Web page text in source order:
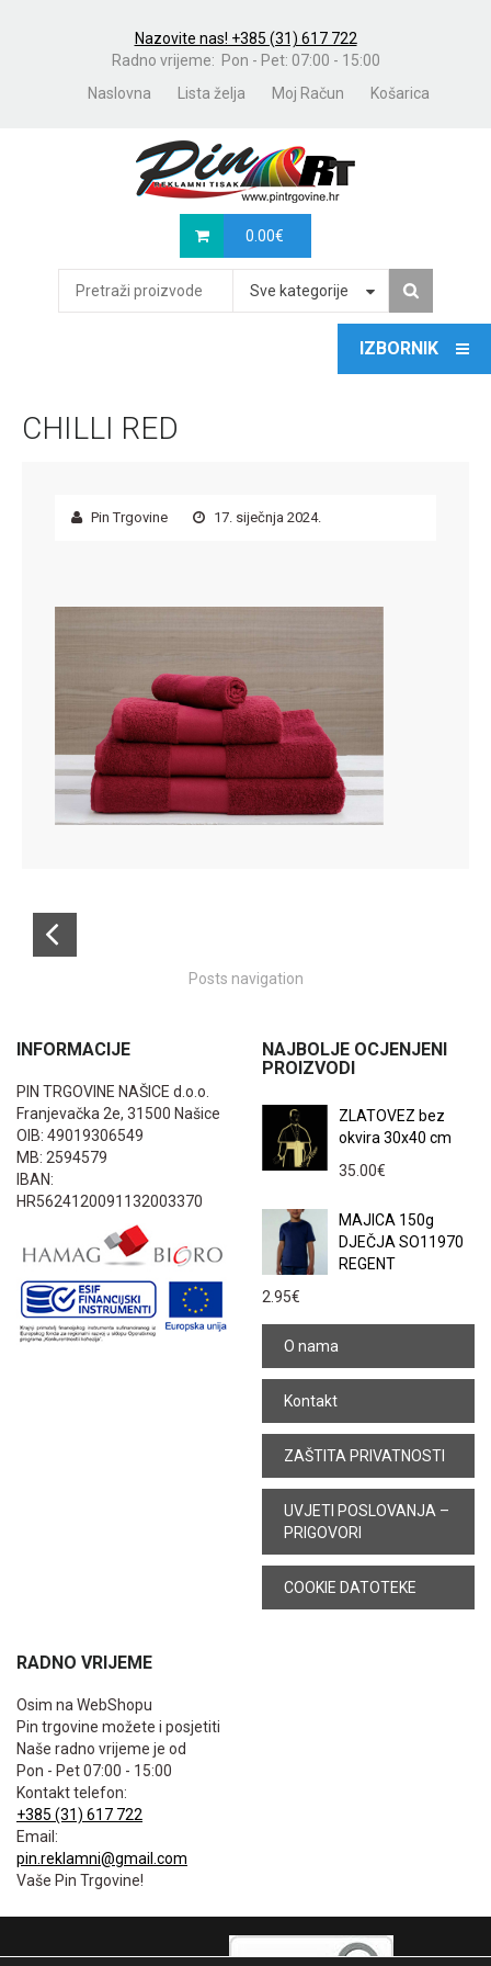
Nazovite nas! +385 (31) 617 722
Radno vrijeme: Pon - Pet: 07:00 - 15:00
Naslovna
Lista želja Moj Račun Košarica
0.00€
Sve kategorije
CHILLI RED
Pin Trgovine 17. siječnja 2024.
Posts navigation
INFORMACIJE
PIN TRGOVINE NAŠICE d.o.o.
Franjevačka 2e, 31500 Našice
OIB: 49019306549
MB: 2594579
IBAN:
HR5624120091132003370
NAJBOLJE OCJENJENI
PROIZVODI
ZLATOVEZ bez
okvira 30x40 cm
35.00€
MAJICA 150g
DJEČJA SO11970
REGENT
2.95€
O nama
Kontakt
ZAŠTITA PRIVATNOSTI
UVJETI POSLOVANJA –
PRIGOVORI
COOKIE DATOTEKE
RADNO VRIJEME
Osim na WebShopu
Pin trgovine možete i posjetiti
Naše radno vrijeme je od
Pon - Pet 07:00 - 15:00
Kontakt telefon:
+385 (31) 617 722
Email:
pin.reklamni@gmail.com
Vaše Pin Trgovine!